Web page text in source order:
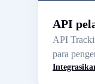
API
API
para